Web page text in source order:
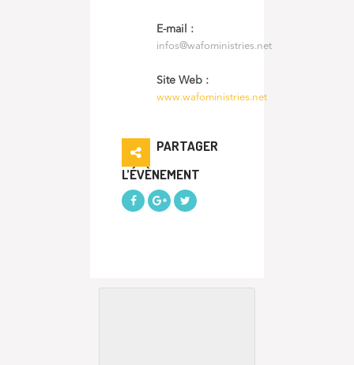
E-mail :
infos@wafoministries.net
Site Web :
www.wafoministries.net
PARTAGER
L’ÉVÈNEMENT